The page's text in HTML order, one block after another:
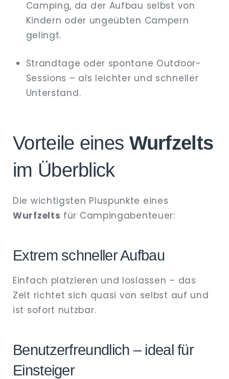
Camping, da der Aufbau selbst von
Kindern oder ungeübten Campern
gelingt.
Strandtage oder spontane Outdoor-
Sessions – als leichter und schneller
Unterstand.
Vorteile eines Wurfzelts
im Überblick
Die wichtigsten Pluspunkte eines
Wurfzelts für Campingabenteuer:
Extrem schneller Aufbau
Einfach platzieren und loslassen – das
Zelt richtet sich quasi von selbst auf und
ist sofort nutzbar.
Benutzerfreundlich – ideal für
Einsteiger